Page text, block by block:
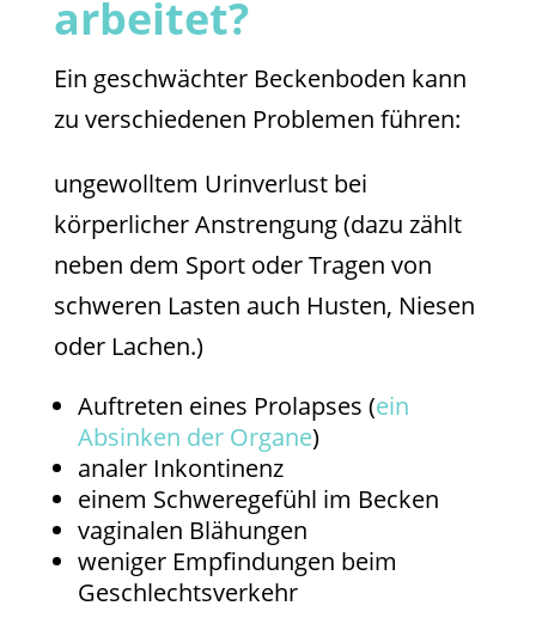
arbeitet?
Ein geschwächter Beckenboden kann
zu verschiedenen Problemen führen:
ungewolltem Urinverlust bei
körperlicher Anstrengung (dazu zählt
neben dem Sport oder Tragen von
schweren Lasten auch Husten, Niesen
oder Lachen.)
Auftreten eines Prolapses (ein
Absinken der Organe)
analer Inkontinenz
einem Schweregefühl im Becken
vaginalen Blähungen
weniger Empfindungen beim
Geschlechtsverkehr